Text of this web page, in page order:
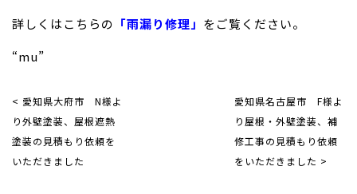
詳しくはこちらの 「雨漏り修理」 をご覧ください。
“mu”
< 愛知県大府市 N様よ
り外壁塗装、屋根遮熱
塗装の見積もり依頼を
いただきました
愛知県名古屋市 F様よ
り屋根・外壁塗装、補
修工事の見積もり依頼
をいただきました >